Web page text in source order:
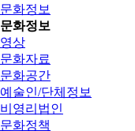
문화정보
문화정보
영상
문화자료
문화공간
예술인/단체정보
비영리법인
문화정책